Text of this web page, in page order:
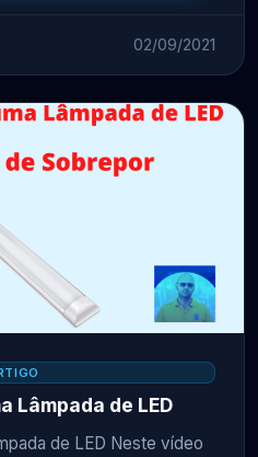
02/09/2021
Lâmpada de LED
de LED Neste vídeo